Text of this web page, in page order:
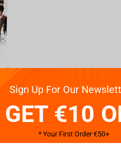
Winning Moves Harry Potter - Dobby Puzzle 250pcs
Sign Up For Our
GET €10
* Your First Order €50+